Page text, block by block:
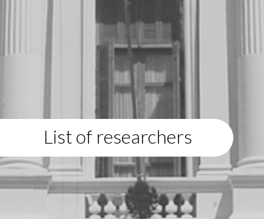
List of researchers